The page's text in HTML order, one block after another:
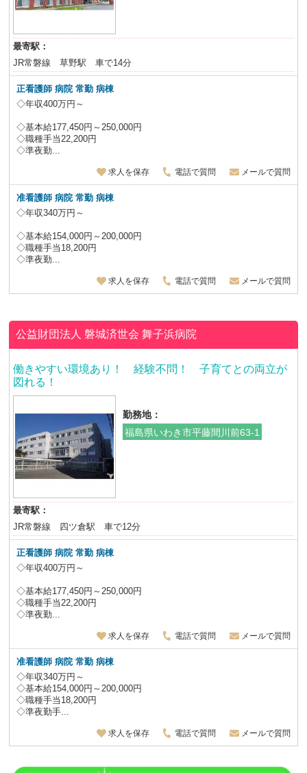
最寄駅：
JR常磐線 草野駅 車で14分
正看護師 病院 常勤 病棟
◇年収400万円～
◇基本給177,450円～250,000円
◇職種手当22,200円
◇準夜勤...
求人を保存 電話で質問 メールで質問
准看護師 病院 常勤 病棟
◇年収340万円～
◇基本給154,000円～200,000円
◇職種手当18,200円
◇準夜勤...
求人を保存 電話で質問 メールで質問
公益財団法人 磐城済世会舞子浜病院
働きやすい環境あり！ 経験不問！ 子育てとの両立が
図れる！
勤務地：
福島県いわき市平藤間川前63-1
最寄駅：
JR常磐線 四ツ倉駅 車で12分
正看護師 病院 常勤 病棟
◇年収400万円～
◇基本給177,450円～250,000円
◇職種手当22,200円
◇準夜勤...
求人を保存 電話で質問 メールで質問
准看護師 病院 常勤 病棟
◇年収340万円～
◇基本給154,000円～200,000円
◇職種手当18,200円
◇準夜勤手...
求人を保存 電話で質問 メールで質問